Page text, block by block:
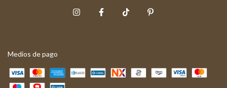
Medios de pago